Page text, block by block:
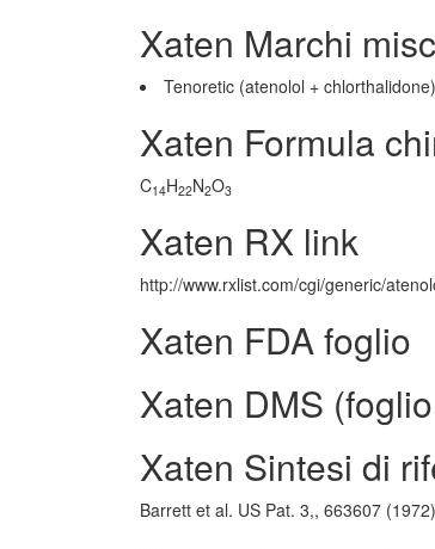
Xaten Marchi
Tenoretic (atenolol + chlorthalidone)
Xaten Formula
C14H22N2O3
Xaten RX link
http://www.rxlist.com/cgi/generic/
Xaten FDA foglio
Xaten DMS
Xaten Sintesi di
Barrett et al. US Pat. 3,, 663607 (1972)